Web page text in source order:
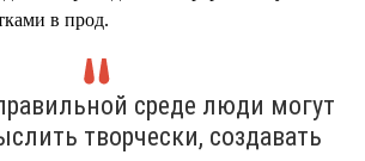
в прод.
среде люди могут
творчески, создавать